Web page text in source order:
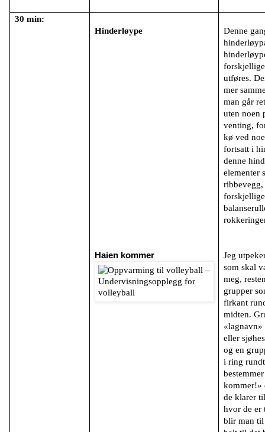
30 min:
Hinderløype
Haien kommer
Denne
utføres.
mer
man går
uten noen
venting,
kø ved
fortsatt i
denne
elementer
ribbevegg,
Jeg
som skal
meg,
grupper
firkant
midten.
eller
og en
i ring
kommer!»
de klarer
hvor de er
blir man til